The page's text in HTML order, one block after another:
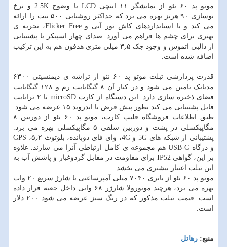
موتو پد ۶۰ نئو از نمایشگر ۱۱ اینچی LCD با وضوح 2.5K و نرخ
نوسازی ۹۰ هرتز بهره می برد که حداکثر روشنایی ۵۰۰ نیت را ارائه
می کند و با استانداردهای کاش نور آبی و Flicker Free، تجربه ی
بهتری برای چشم ها فراهم می آورد. صدای چهار اسپیکر با پشتیبانی
از دالبی اتموس و وجود جک ۳٫۵ میلی متری هدفون هم به این ترکیب
اضافه شده است.
قدرت پردازشی تبلت موتو پد ۶۰ نئو از تراشه ی دیمنسیتی ۶۳۰۰
مدیاتک تامین می شود و در کنار آن ۸ گیگابایت رم و ۱۲۸ گیگابایت
فضای ذخیره سازی دارد. این دستگاه از کارت microSD تا ۲ ترابایت
قابل پشتیبانی می کند بطور پیش فرض با اندروید ۱۵ عرضه می شود.
طبق اطلاعات فروشگاه فلیپ کارت، موتو پد ۶۰ نئو از دوربین ۸
مگاپیکسلی در پشت و دوربین سلفی ۵ مگاپیکسلی بهره می برد.
پشتیبانی از شبکه های 5G و 4G، وای فای دوبانده، بلوتوث ۵٫۲، GPS
و درگاه USB-C هم مجموعه ی کامل ارتباطی آنرا می سازند. علاوه
بر این، گواهی IP52 برای مقاومت در مقابل گردوغبار و پاشش آب به
این تبلت اعتبار بیشتری می بخشد.
موتو پد ۶۰ نئو از باتری ۷۰۴۰ میلی آمپرساعتی با شارژ سریع ۲۰ وات
بهره می برد، هرچند موتورولا شارژر ۶۸ واتی داخل جعبه قرار داده
است. قیمت تبلت مذکور که در رنگ سبز عرضه می شود ۲۰۰ دلار
است.
منبع: رهاتل